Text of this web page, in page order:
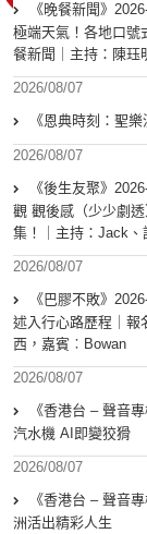
《晚餐新聞》
極端天氣！各地口號
餐新聞｜主持：陳珏
2026/08/07
《恩典時刻：聖
2026/08/07
《後生友聚》
觀 觀後感（少少劇
集！｜主持：Jack、
2026/08/07
《巴膠不敗》
述入行心路歷程｜報
西，嘉賓︰Bowan
2026/08/07
《香港台 – 聲音
汽水機 AI即變狡猾
2026/08/07
《香港台 – 聲音
洲活出精彩人生